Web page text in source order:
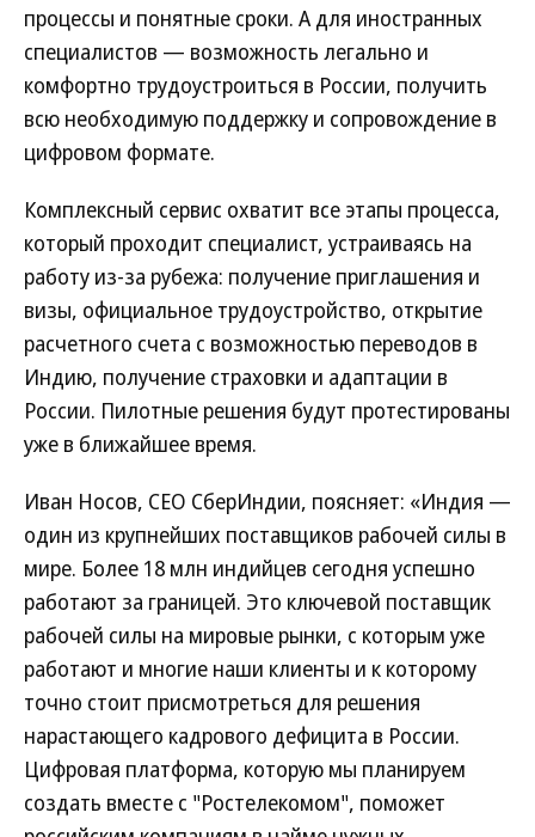
процессы и понятные сроки. А для иностранных
специалистов — возможность легально и
комфортно трудоустроиться в России, получить
всю необходимую поддержку и сопровождение в
цифровом формате.
Комплексный сервис охватит все этапы процесса,
который проходит специалист, устраиваясь на
работу из-за рубежа: получение приглашения и
визы, официальное трудоустройство, открытие
расчетного счета с возможностью переводов в
Индию, получение страховки и адаптации в
России. Пилотные решения будут протестированы
уже в ближайшее время.
Иван Носов, СЕО СберИндии, поясняет: «Индия —
один из крупнейших поставщиков рабочей силы в
мире. Более 18 млн индийцев сегодня успешно
работают за границей. Это ключевой поставщик
рабочей силы на мировые рынки, с которым уже
работают и многие наши клиенты и к которому
точно стоит присмотреться для решения
нарастающего кадрового дефицита в России.
Цифровая платформа, которую мы планируем
создать вместе с "Ростелекомом", поможет